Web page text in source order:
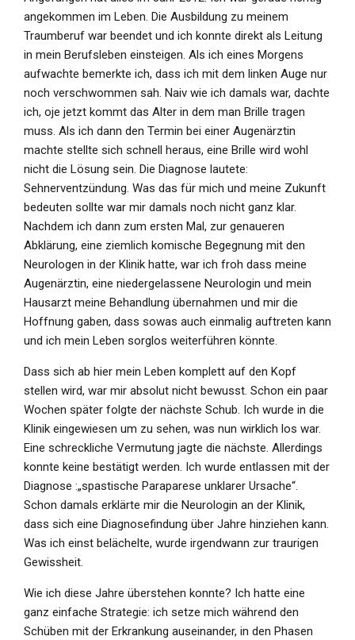
angekommen im Leben. Die Ausbildung zu meinem
Traumberuf war beendet und ich konnte direkt als Leitung
in mein Berufsleben einsteigen. Als ich eines Morgens
aufwachte bemerkte ich, dass ich mit dem linken Auge nur
noch verschwommen sah. Naiv wie ich damals war, dachte
ich, oje jetzt kommt das Alter in dem man Brille tragen
muss. Als ich dann den Termin bei einer Augenärztin
machte stellte sich schnell heraus, eine Brille wird wohl
nicht die Lösung sein. Die Diagnose lautete:
Sehnerventzündung. Was das für mich und meine Zukunft
bedeuten sollte war mir damals noch nicht ganz klar.
Nachdem ich dann zum ersten Mal, zur genaueren
Abklärung, eine ziemlich komische Begegnung mit den
Neurologen in der Klinik hatte, war ich froh dass meine
Augenärztin, eine niedergelassene Neurologin und mein
Hausarzt meine Behandlung übernahmen und mir die
Hoffnung gaben, dass sowas auch einmalig auftreten kann
und ich mein Leben sorglos weiterführen könnte.
Dass sich ab hier mein Leben komplett auf den Kopf
stellen wird, war mir absolut nicht bewusst. Schon ein paar
Wochen später folgte der nächste Schub. Ich wurde in die
Klinik eingewiesen um zu sehen, was nun wirklich los war.
Eine schreckliche Vermutung jagte die nächste. Allerdings
konnte keine bestätigt werden. Ich wurde entlassen mit der
Diagnose :„spastische Paraparese unklarer Ursache“.
Schon damals erklärte mir die Neurologin an der Klinik,
dass sich eine Diagnosefindung über Jahre hinziehen kann.
Was ich einst belächelte, wurde irgendwann zur traurigen
Gewissheit.
Wie ich diese Jahre überstehen konnte? Ich hatte eine
ganz einfache Strategie: ich setze mich während den
Schüben mit der Erkrankung auseinander, in den Phasen